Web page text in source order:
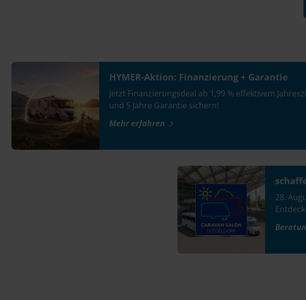
HYMER-Aktion: Finanzierung + Garantie
Jetzt Finanzierungsdeal ab 1,99 % effektivem
und 5 Jahre Garantie sichern!
Mehr erfahren
28.